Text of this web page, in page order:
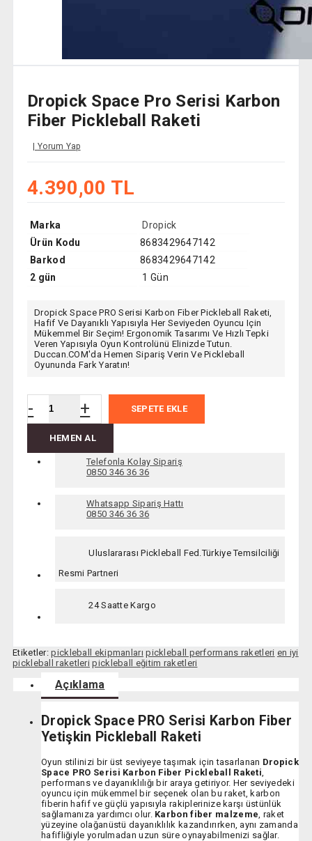
Dropick Space Pro Serisi Karbon
Fiber Pickleball Raketi
Yorum Yap
4.390,00 TL
Marka
Dropick
Ürün Kodu
8683429647142
Barkod
8683429647142
2 gün
1 Gün
Dropick Space PRO Serisi Karbon Fiber Pickleball Raketi,
Hafif Ve Dayanıklı Yapısıyla Her Seviyeden Oyuncu Için
Mükemmel Bir Seçim! Ergonomik Tasarımı Ve Hızlı Tepki
Veren Yapısıyla Oyun Kontrolünü Elinizde Tutun.
Duccan.COM'da Hemen Sipariş Verin Ve Pickleball
Oyununda Fark Yaratın!
- + SEPETE EKLE
HEMEN AL
Telefonla Kolay Sipariş
0850 346 36 36
Whatsapp Sipariş Hattı
0850 346 36 36
Uluslararası Pickleball Fed.Türkiye Temsilciliği
Resmi Partneri
24 Saatte Kargo
Etiketler: pickleball ekipmanları pickleball performans raketleri en iyi
pickleball raketleri pickleball eğitim raketleri
Açıklama
Dropick Space PRO Serisi Karbon Fiber
Yetişkin Pickleball Raketi
Oyun stilinizi bir üst seviyeye taşımak için tasarlanan Dropick
Space PRO Serisi Karbon Fiber Pickleball Raketi
performans ve dayanıklılığı bir araya getiriyor. Her seviyedeki
oyuncu için mükemmel bir seçenek olan bu raket, karbon
fiberin hafif ve güçlü yapısıyla rakiplerinize karşı üstünlük
sağlamanıza yardımcı olur. Karbon fiber malzeme , raket
yüzeyine olağanüstü dayanıklılık kazandırırken, aynı zamanda
hafifliğiyle yorulmadan uzun süre oynayabilmenizi sağlar.